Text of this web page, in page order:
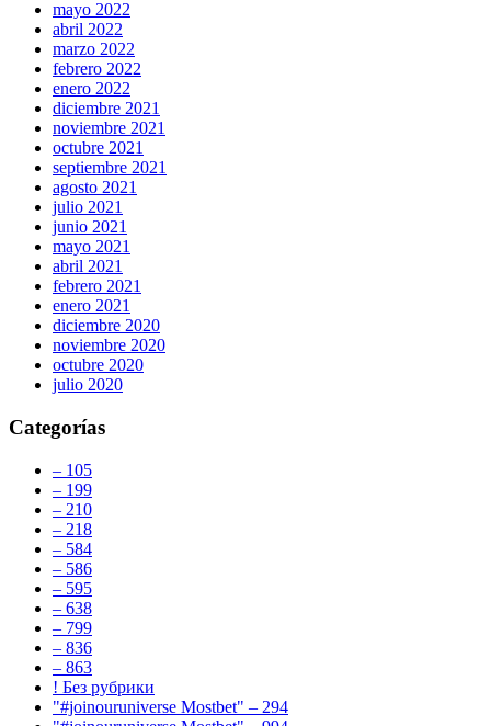
mayo 2022
abril 2022
marzo 2022
febrero 2022
enero 2022
diciembre 2021
noviembre 2021
octubre 2021
septiembre 2021
agosto 2021
julio 2021
junio 2021
mayo 2021
abril 2021
febrero 2021
enero 2021
diciembre 2020
noviembre 2020
octubre 2020
julio 2020
Categorías
– 105
– 199
– 210
– 218
– 584
– 586
– 595
– 638
– 799
– 836
– 863
! Без рубрики
"#joinouruniverse Mostbet" – 294